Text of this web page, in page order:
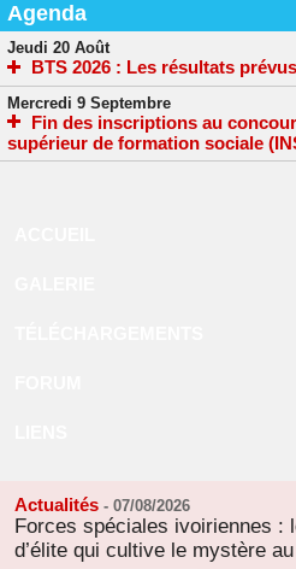
Agenda
Jeudi 20 Août
BTS 2026 : Les résultats
Mercredi 9 Septembre
Fin des inscriptions au
supérieur de formation sociale
Actualités - 07/08/2026
Forces spéciales ivoiriennes :
d’élite qui cultive le mystère